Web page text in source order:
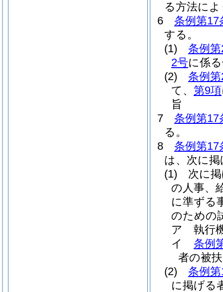
る方法に
6
条例第17
する。
(1)
条例
2号に係
(2)
条例
て、 第9項
旨
7
条例第17
る。
8
条例第17
は、次に
(1)
次に
の人事、
に準ずる
のための
ア
執行
イ
条例
者の被
(2)
条例
に掲げる